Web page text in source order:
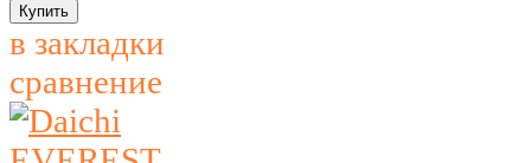
в закладки
сравнение